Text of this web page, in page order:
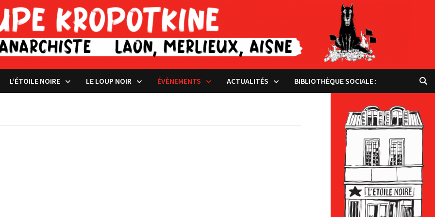
L’ÉTOILE NOIRE LE LOUP NOIR ÉVÈNEMENTS ACTUALITÉS BIBLIOTHÈQUE SOCIALE :